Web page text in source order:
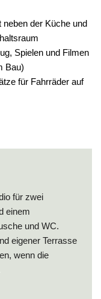
der Küche und
Spielen und Filmen
Bau)
für Fahrräder auf
für zwei
einem
und WC.
eigener Terrasse
wenn die